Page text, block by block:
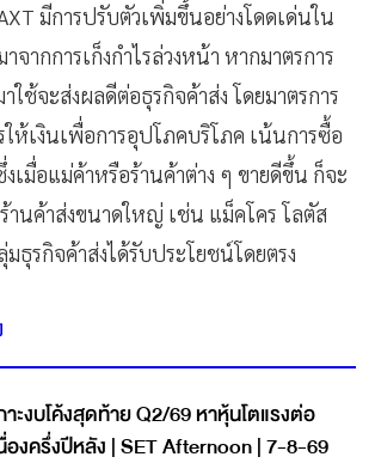
มีการปรับตัวเพิ่มขึ้นอย่างโดดเด่นใน
ากการเก็งกำไรล่วงหน้า หากมาตรการ
ใช้จะส่งผลดีต่อธุรกิจค้าส่ง โดยมาตรการ
ห้เงินเพื่อการอุปโภคบริโภค เน้นการซื้อ
เมื่อแม่ค้าหรือร้านค้าต่าง ๆ ขายดีขึ้น ก็จะ
านค้าส่งขนาดใหญ่ เช่น แม็คโคร โลตัส
ธุรกิจค้าส่งได้รับประโยชน์โดยตรง
าะงบโค้งสุดท้าย Q2/69 หาหุ้นโตแรงต่อ
องครึ่งปีหลัง | SET Afternoon | 7-8-69